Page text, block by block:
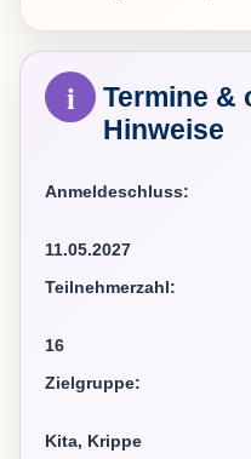
Termine &
Hinweise
Anmeldeschluss:
11.05.2027
Teilnehmerzahl:
16
Zielgruppe:
Kita, Krippe